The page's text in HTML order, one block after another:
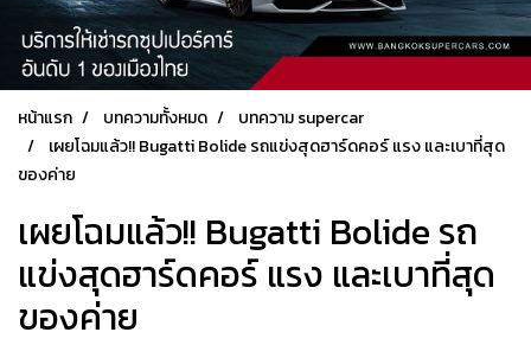
หน้าแรก บทความทั้งหมด
บทความ supercar
เผยโฉมแล้ว!! Bugatti Bolide รถแข่งสุดฮาร์ดคอร์ แรง และเบาที่สุด
ของค่าย
เผยโฉมแล้ว!! Bugatti Bolide รถ
แข่งสุดฮาร์ดคอร์ แรง และเบาที่สุด
ของค่าย